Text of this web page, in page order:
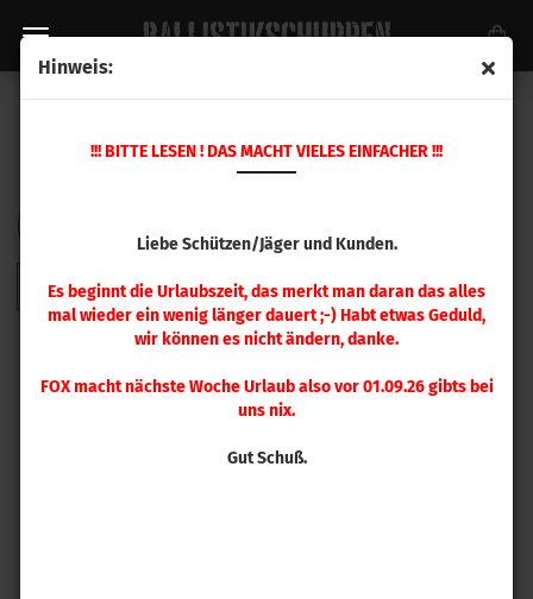
Hinweis:
!!! BITTE LESEN ! DAS MACHT VIELES EINFACHER !!!
Liebe Schützen/Jäger und Kunden.
Es beginnt die Urlaubszeit, das merkt man daran das alles
mal wieder ein wenig länger dauert ;-) Habt etwas Geduld,
wir können es nicht ändern, danke.
FOX macht nächste Woche Urlaub also vor 01.09.26 gibts bei
uns nix.
Gut Schuß.